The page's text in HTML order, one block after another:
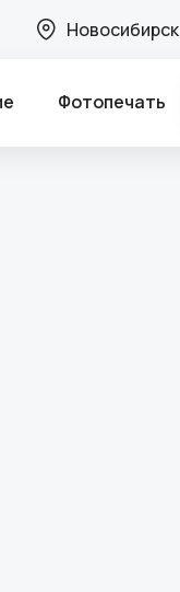
Новосибирск
Фотопечать